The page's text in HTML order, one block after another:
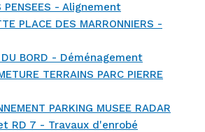
PENSEES - Alignement
PLACE DES MARRONNIERS -
DU BORD - Déménagement
TERRAINS PARC PIERRE
PARKING MUSEE RADAR
RD 7 - Travaux d'enrobé